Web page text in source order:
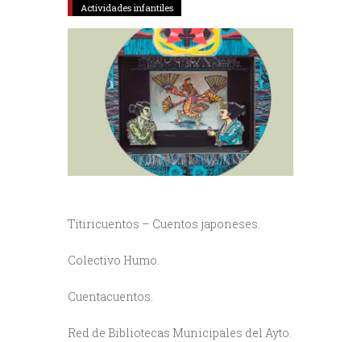
Actividades infantiles
Titiricuentos – Cuentos japoneses.
Colectivo Humo.
Cuentacuentos.
Red de Bibliotecas Municipales del Ayto.